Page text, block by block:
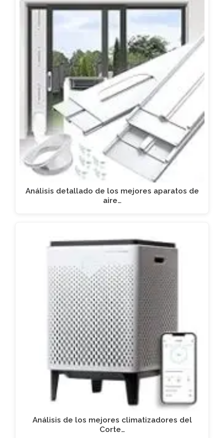
Análisis detallado de los mejores aparatos de
aire…
Análisis de los mejores climatizadores del
Corte…